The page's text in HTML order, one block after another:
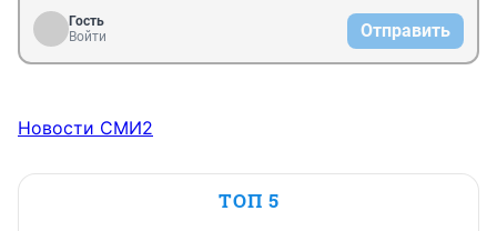
Гость
Войти
Отправить
Новости СМИ2
ТОП 5